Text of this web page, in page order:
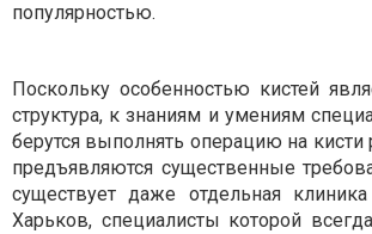
популярностью.
Поскольку особенностью кистей
структура, к знаниям и умениям
берутся выполнять операцию на кисти
предъявляются существенные
существует даже отдельная
Харьков, специалисты которой